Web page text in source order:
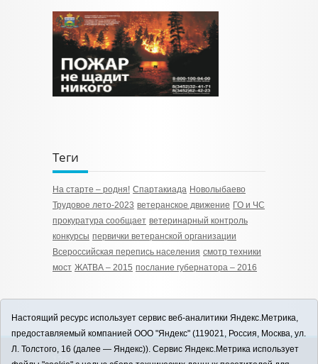
Теги
На старте – родня! Спартакиада Новолыбаево
Трудовое лето-2023 ветеранское движение ГО и ЧС
прокуратура сообщает ветеринарный контроль
конкурсы первички ветеранской организации
Всероссийская перепись населения смотр техники
мост ЖАТВА – 2015 послание губернатора – 2016
12+
Настоящий ресурс использует сервис веб-аналитики Яндекс.Метрика,
предоставляемый компанией ООО "Яндекс" (119021, Россия, Москва, ул.
Л. Толстого, 16 (далее — Яндекс)). Сервис Яндекс.Метрика использует